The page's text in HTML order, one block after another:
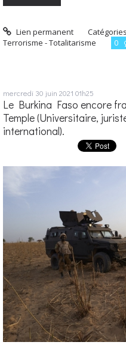
Lien permanent
Terrorisme - Totalitarisme
0
mercredi 30 juin 2021 01h25
Le Burkina Faso encore
Temple (Uni­ver­si­taire,
international).